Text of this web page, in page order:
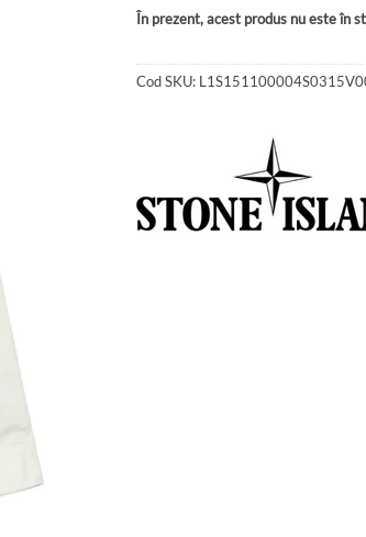
În prezent, acest produs nu este în
Cod SKU: